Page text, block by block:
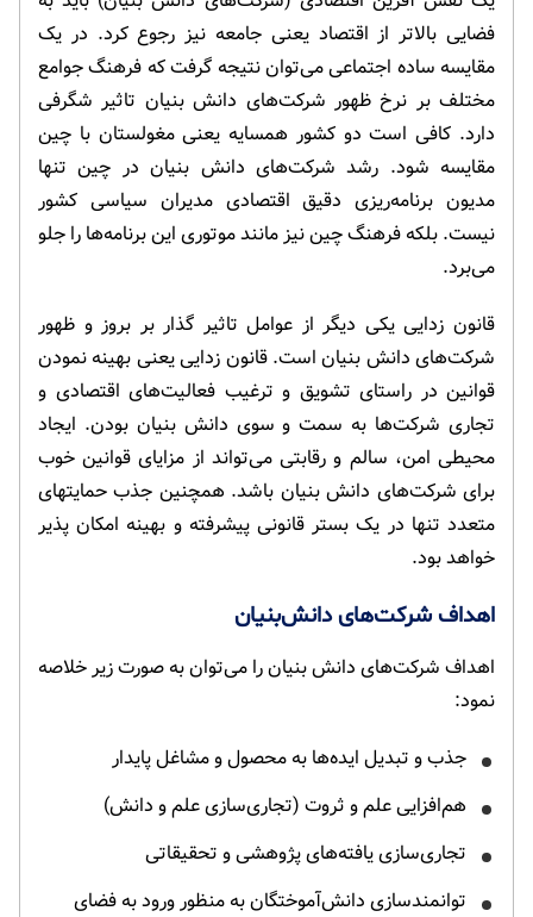
فضایی بالاتر از اقتصاد یعنی جامعه نیز رجوع کرد. در یک
مقایسه ساده اجتماعی می‌توان نتیجه گرفت که فرهنگ جوامع
مختلف بر نرخ ظهور شرکت‌های دانش بنیان تاثیر شگرفی
دارد. کافی است دو کشور همسایه یعنی مغولستان با چین
مقایسه شود. رشد شرکت‌های دانش بنیان در چین تنها
مدیون برنامه‌ریزی دقیق اقتصادی مدیران سیاسی کشور
نیست. بلکه فرهنگ چین نیز مانند موتوری این برنامه‌ها را جلو
می‌برد.
قانون زدایی یکی دیگر از عوامل تاثیر گذار بر بروز و ظهور
شرکت‌های دانش بنیان است. قانون زدایی یعنی بهینه نمودن
قوانین در راستای تشویق و ترغیب فعالیت‌های اقتصادی و
تجاری شرکت‌ها به سمت و سوی دانش بنیان بودن. ایجاد
محیطی امن، سالم و رقابتی می‌تواند از مزایای قوانین خوب
برای شرکت‌های دانش بنیان باشد. همچنین جذب حمایتهای
متعدد تنها در یک بستر قانونی پیشرفته و بهینه امکان پذیر
خواهد بود.
اهداف شرکت‌های دانش‌بنیان
اهداف شرکت‌های دانش بنیان را می‌توان به صورت زیر خلاصه
نمود:
جذب و تبدیل ایده‌ها به محصول و مشاغل پایدار
هم‌افزایی علم و ثروت (تجاری‌سازی علم و دانش)
تجاری‌سازی یافته‌های پژوهشی و تحقیقاتی
توانمندسازی دانش‌آموختگان به منظور ورود به فضای